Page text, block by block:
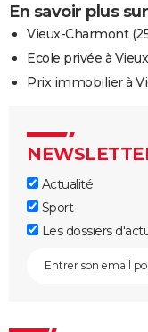
En savoir plus
Vieux-Charmont
Ecole privée à
Prix immobilier à
Actualité
Sport
Les dossiers